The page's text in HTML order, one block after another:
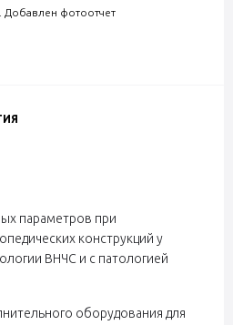
фотоотчет
параметров при
конструкций у
ВНЧС и с патологией
оборудования для